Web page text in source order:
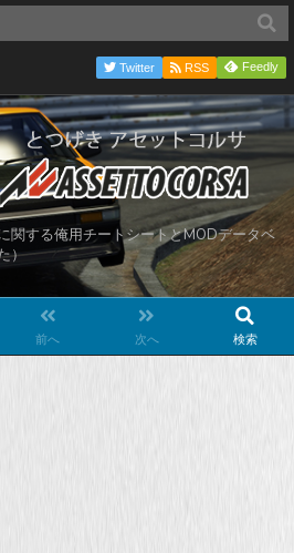
関する俺用チートシートとMODデータベ
）
前へ 次へ 検索
Twitter RSS Feedly